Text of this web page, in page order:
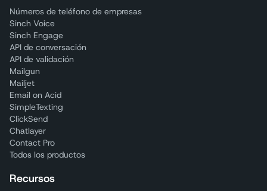
Números de teléfono de empresas
Sinch Voice
Sinch Engage
API de conversación
API de validación
Mailgun
Mailjet
Email on Acid
SimpleTexting
ClickSend
Chatlayer
Contact Pro
Todos los productos
Recursos